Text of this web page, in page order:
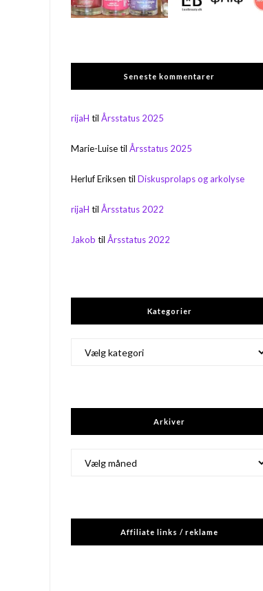
Seneste kommentarer
rijaH tilÅrsstatus 2025
Marie-LuisetilÅrsstatus 2025
Herluf Eriksen tilDiskusprolaps og arkolyse
rijaH tilÅrsstatus 2022
Jakob tilÅrsstatus 2022
Kategorier
Arkiver
Affiliate links / reklame